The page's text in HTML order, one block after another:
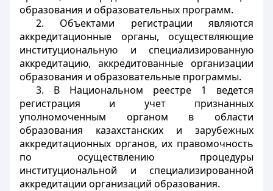
образования и образовательных программ.
2. Объектами регистрации являются
аккредитационные органы, осуществляющие
институциональную и специализированную
аккредитацию, аккредитованные организации
образования и образовательные программы.
3. В Национальном реестре 1 ведется
регистрация и учет признанных
уполномоченным органом в области
образования казахстанских и зарубежных
аккредитационных органов, их правомочность
по осуществлению процедуры
институциональной и специализированной
аккредитации организаций образования.